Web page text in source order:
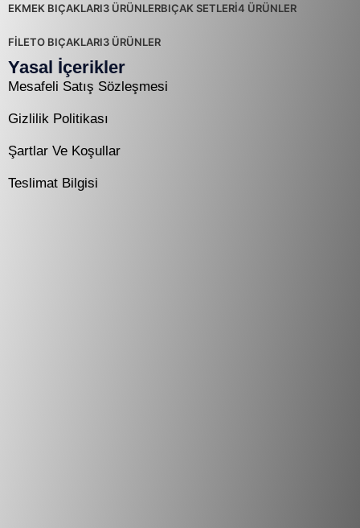
EKMEK BIÇAKLARI3 ÜRÜNLERBIÇAK SETLERİ4 ÜRÜNLER
FİLETO BIÇAKLARI3 ÜRÜNLER
Yasal İçerikler
Mesafeli Satış Sözleşmesi
Gizlilik Politikası
Şartlar Ve Koşullar
Teslimat Bilgisi